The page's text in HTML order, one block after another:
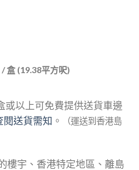
is:
/ 盒 (19.38平方呎)
或以上可免費提供送貨車邊
閱送貨需知 。
（運送到香港島
樓宇、香港特定地區、離島